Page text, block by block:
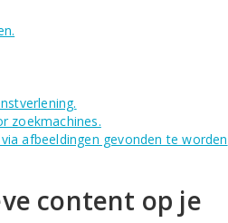
zoekmachines.
afbeeldingen gevonden te worden
content op je